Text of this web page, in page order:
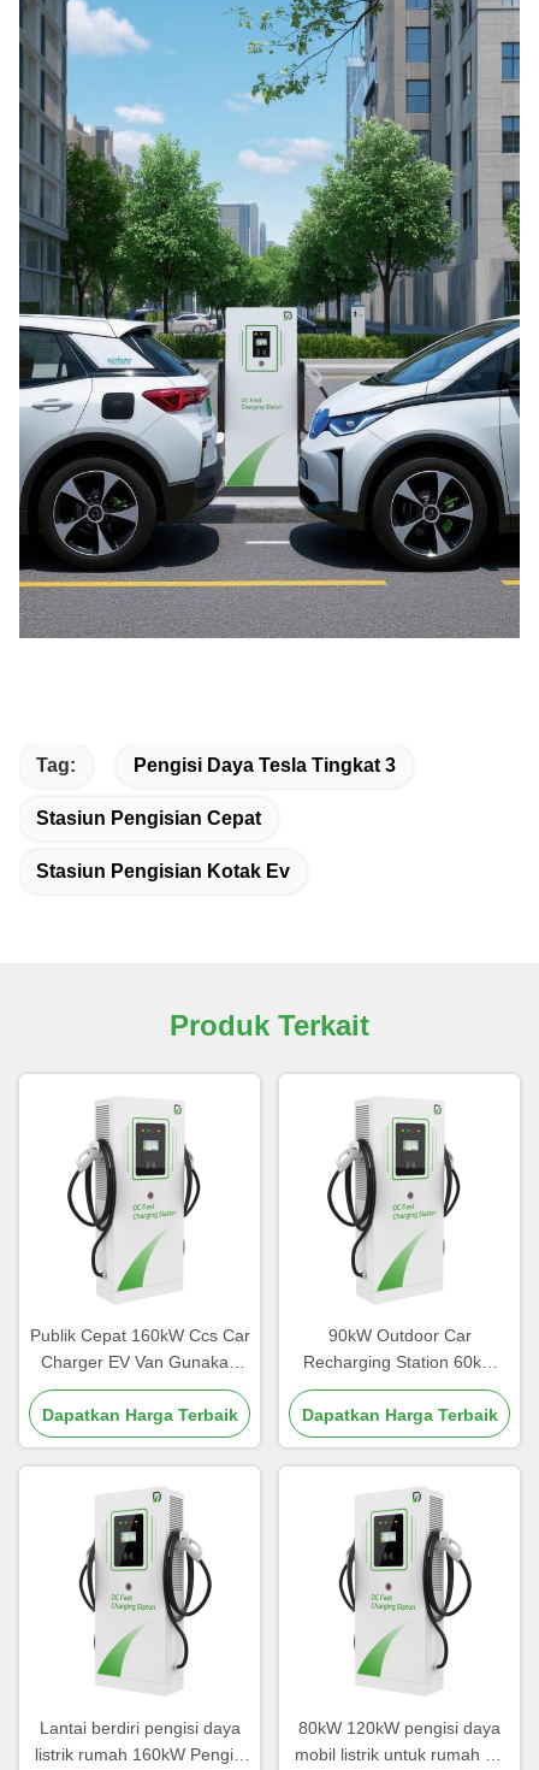
Tag: Pengisi Daya Tesla Tingkat 3
Stasiun Pengisian Cepat
Stasiun Pengisian Kotak Ev
Produk Terkait
Publik Cepat 160kW Ccs Car
Charger EV Van Gunakan
60-360kW Aluminium Alloy
Material
Dapatkan Harga Terbaik
90kW Outdoor Car
Recharging Station 60kW
Pengisi daya daya tinggi CE
Dapatkan Harga Terbaik
Lantai berdiri pengisi daya
listrik rumah 160kW Pengisi
80kW 120kW pengisi daya
mobil listrik untuk rumah Ev